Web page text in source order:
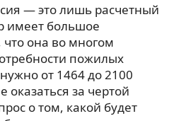
— это лишь расчетный
имеет большое
она во многом
пожилых
от 1464 до 2100
оказаться за чертой
о том, какой будет